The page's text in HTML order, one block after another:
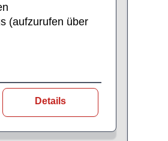
(aufzurufen über
Details